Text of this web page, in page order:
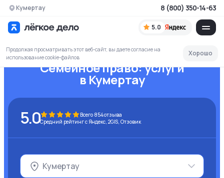
Кумертау
5.0
8 (800) 350-14-63
Продолжая просматривать этот веб-сайт, вы даете согласие на
использование cookie-файлов
Хорошо
Семейное право:услуги
в Кумертау
5.0 Всего 854отзыва
Средний рейтинг с Яндекс, 2GIS, Отзовик
Кумертау